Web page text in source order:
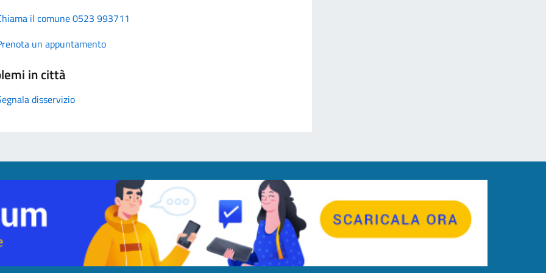
il comune 0523 993711
un appuntamento
in città
disservizio